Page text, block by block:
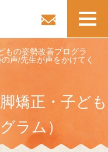
もの姿勢改善プログラ
声/先生が声をかけてく
矯正・子ども
ラム）